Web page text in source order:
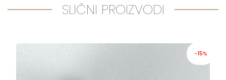
SLIČNI PROIZVODI
-15%